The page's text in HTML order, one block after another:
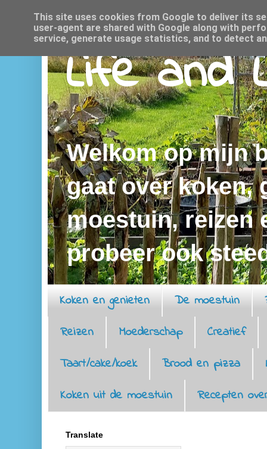
Life and
Welkom op mijn
gaat over koken,
moestuin, reizen
probeer ook
Koken en genieten De moestuin
Reizen
Moederschap
Creatief
Taart/cake/koek
Brood en pizza
Koken uit de moestuin
Recepten
Translate
This site uses cookies from Google to deliver its
user-agent are shared with Google along with
service, generate usage statistics, and to detect